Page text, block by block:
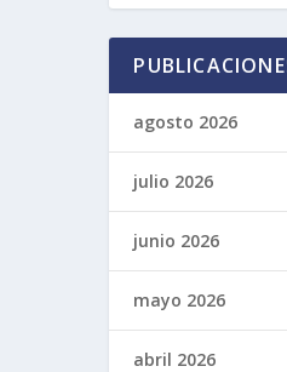
agosto 2026
julio 2026
junio 2026
mayo 2026
abril 2026